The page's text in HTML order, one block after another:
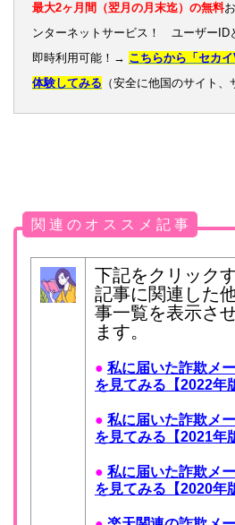
最大2ヶ月間（翌月の月末迄）の無料
ンターネットサービス！ ユーザーID
即時利用可能！→ こちらから「セカ
体験してみる （安全に他国のサイト、
関 連 の オ ス ス メ 記 事
下記をクリック
記事に関連した
事一覧を表示さ
ます。
● 私に届いた詐欺メ
を見てみる【2022年
● 私に届いた詐欺メ
を見てみる【2021年
● 私に届いた詐欺メ
を見てみる【2020年